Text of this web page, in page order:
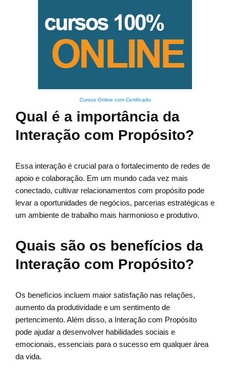
Cursos Online com Certificado
Qual é a importância da
Interação com Propósito?
Essa interação é crucial para o fortalecimento de redes de
apoio e colaboração. Em um mundo cada vez mais
conectado, cultivar relacionamentos com propósito pode
levar a oportunidades de negócios, parcerias estratégicas e
um ambiente de trabalho mais harmonioso e produtivo.
Quais são os benefícios da
Interação com Propósito?
Os benefícios incluem maior satisfação nas relações,
aumento da produtividade e um sentimento de
pertencimento. Além disso, a Interação com Propósito
pode ajudar a desenvolver habilidades sociais e
emocionais, essenciais para o sucesso em qualquer área
da vida.